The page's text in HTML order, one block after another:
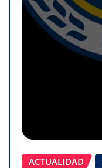
ACTUALIDAD